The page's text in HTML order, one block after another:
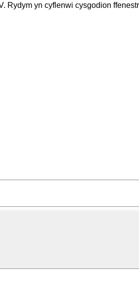
Rydym yn cyflenwi cysgodion